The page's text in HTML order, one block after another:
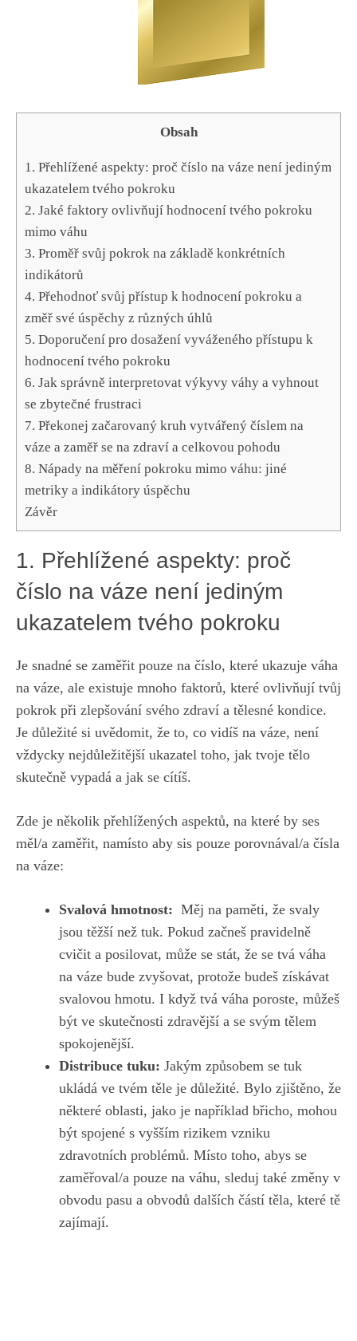
Obsah
1. Přehlížené aspekty:‌ proč číslo na váze není ⁢jediným
ukazatelem tvého pokroku
2. Jaké ​faktory ovlivňují hodnocení tvého⁤ pokroku
mimo váhu
3. Proměř svůj pokrok na základě ​konkrétních
indikátorů
4. Přehodnoť svůj přístup k hodnocení pokroku a
změř ​své úspěchy z různých​ úhlů
5. ⁣Doporučení pro dosažení vyváženého přístupu k ​
hodnocení tvého pokroku
6. ⁤Jak správně ⁢interpretovat výkyvy váhy a vyhnout
se zbytečné frustraci
7. Překonej začarovaný kruh vytvářený číslem na
váze a zaměř se na zdraví⁢ a ‌celkovou pohodu
8. Nápady ‌na měření‌ pokroku mimo váhu: jiné
metriky a‍ indikátory úspěchu
Závěr
1. Přehlížené aspekty:‌ proč
číslo na váze není ⁢jediným
ukazatelem tvého pokroku
Je snadné se zaměřit pouze na číslo,‌ které ukazuje‍ váha
na váze, ale existuje mnoho faktorů, které⁢ ovlivňují tvůj
pokrok při zlepšování svého zdraví‍ a tělesné kondice.
Je důležité si uvědomit,‍ že to, co vidíš na váze, ​není
‌vždycky nejdůležitější ukazatel toho, ⁤jak tvoje tělo
skutečně vypadá a ⁣jak​ se cítíš.
Zde⁢ je několik přehlížených aspektů, na které by ses
měl/a zaměřit, ⁤namísto aby sis pouze porovnával/a‌ čísla
na​ váze:
Svalová ‍hmotnost: ⁣ Měj na paměti, že svaly
jsou těžší než tuk. Pokud začneš pravidelně
cvičit ⁤a posilovat, může se stát,‍ že se tvá váha⁢
na váze bude zvyšovat, protože budeš získávat
svalovou hmotu. I‌ když‍ tvá váha ⁤poroste, můžeš
být ve skutečnosti zdravější a se​ svým tělem
spokojenější.
Distribuce tuku: Jakým způsobem se tuk
ukládá ve tvém těle je důležité. Bylo zjištěno, že
některé ⁤oblasti, jako je například břicho, mohou
být spojené ⁤s vyšším rizikem vzniku​
zdravotních problémů. Místo ⁢toho, abys se
zaměřoval/a pouze na​ váhu, sleduj také změny v
obvodu‍ pasu a ⁣obvodů⁣ dalších částí těla, které tě
zajímají.